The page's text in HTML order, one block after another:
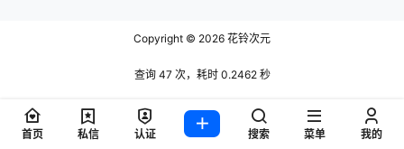
Copyright © 2026 花铃次元
查询 47 次，耗时 0.2462 秒
首页 私信 认证 搜索 菜单 我的